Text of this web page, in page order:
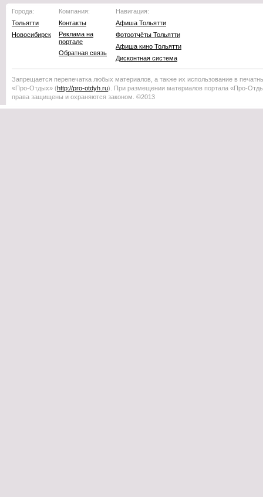
Города:
Тольятти
Новосибирск
Компания:
Контакты
Реклама на
портале
Обратная связь
Навигация:
Афиша Тольятти
Фотоотчёты Тольятти
Афиша кино Тольятти
Дисконтная система
Запрещается перепечатка любых материалов, а также их использование в
«Про-Отдых» (http://pro-otdyh .ru). При размещении материалов портала «Про-
права защищены и охраняются законом. ©2013